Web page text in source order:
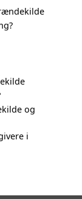
og
i